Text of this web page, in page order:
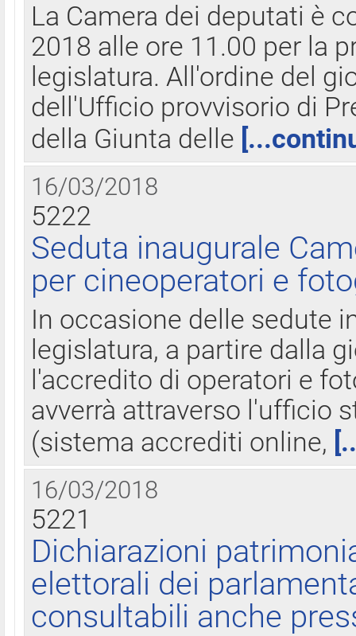
La Camera dei deputati è
2018 alle ore 11.00 per la
legislatura. All'ordine del
dell'Ufficio provvisorio di
della Giunta delle
16/03/2018
5222
Seduta inaugurale
per cineoperatori e
In occasione delle sedute
legislatura, a partire dalla
l'accredito di operatori e
avverrà attraverso l'ufficio
(sistema accrediti online,
16/03/2018
5221
Dichiarazioni
elettorali dei
consultabili anche